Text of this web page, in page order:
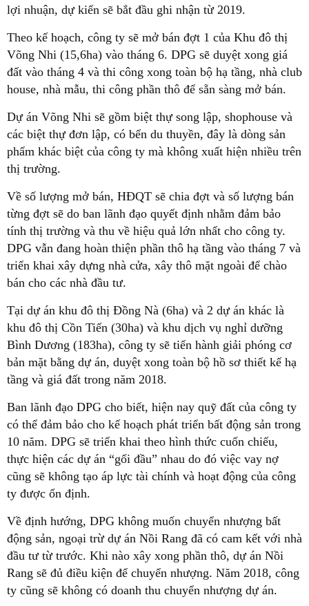
lợi nhuận, dự kiến sẽ bắt đầu ghi nhận từ 2019.
Theo kế hoạch, công ty sẽ mở bán đợt 1 của Khu đô thị
Võng Nhi (15,6ha) vào tháng 6. DPG sẽ duyệt xong giá
đất vào tháng 4 và thi công xong toàn bộ hạ tầng, nhà club
house, nhà mẫu, thi công phần thô để sẵn sàng mở bán.
Dự án Võng Nhi sẽ gồm biệt thự song lập, shophouse và
các biệt thự đơn lập, có bến du thuyền, đây là dòng sản
phẩm khác biệt của công ty mà không xuất hiện nhiều trên
thị trường.
Về số lượng mở bán, HĐQT sẽ chia đợt và số lượng bán
từng đợt sẽ do ban lãnh đạo quyết định nhằm đảm bảo
tính thị trường và thu về hiệu quả lớn nhất cho công ty.
DPG vẫn đang hoàn thiện phần thô hạ tầng vào tháng 7 và
triển khai xây dựng nhà cửa, xây thô mặt ngoài để chào
bán cho các nhà đầu tư.
Tại dự án khu đô thị Đồng Nà (6ha) và 2 dự án khác là
khu đô thị Cồn Tiến (30ha) và khu dịch vụ nghỉ dưỡng
Bình Dương (183ha), công ty sẽ tiến hành giải phóng cơ
bản mặt bằng dự án, duyệt xong toàn bộ hồ sơ thiết kế hạ
tầng và giá đất trong năm 2018.
Ban lãnh đạo DPG cho biết, hiện nay quỹ đất của công ty
có thể đảm bảo cho kế hoạch phát triển bất động sản trong
10 năm. DPG sẽ triển khai theo hình thức cuốn chiếu,
thực hiện các dự án “gối đầu” nhau do đó việc vay nợ
cũng sẽ không tạo áp lực tài chính và hoạt động của công
ty được ổn định.
Về định hướng, DPG không muốn chuyển nhượng bất
động sản, ngoại trừ dự án Nồi Rang đã có cam kết với nhà
đầu tư từ trước. Khi nào xây xong phần thô, dự án Nồi
Rang sẽ đủ điều kiện để chuyển nhượng. Năm 2018, công
ty cũng sẽ không có doanh thu chuyển nhượng dự án.